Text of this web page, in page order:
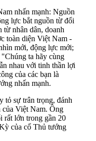
nhấn mạnh: Nguồn
lực bắt nguồn từ đổi
từ nhân dân, doanh
toàn diện Việt Nam -
mới, động lực mới;
ta hãy cùng
nhau với tinh thần lợi
của các bạn là
nhấn mạnh.
tỏ sự trân trọng, đánh
của Việt Nam. Ông
rất lớn trong gần 20
của cố Thủ tướng